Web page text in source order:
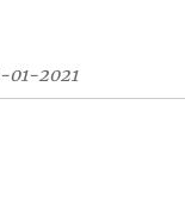
01-2021